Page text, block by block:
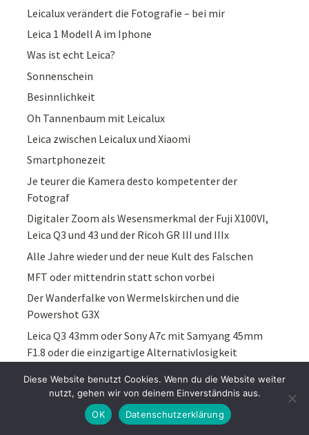
Leicalux verändert die Fotografie – bei mir
Leica 1 Modell A im Iphone
Was ist echt Leica?
Sonnenschein
Besinnlichkeit
Oh Tannenbaum mit Leicalux
Leica zwischen Leicalux und Xiaomi
Smartphonezeit
Je teurer die Kamera desto kompetenter der
Fotograf
Digitaler Zoom als Wesensmerkmal der Fuji X100VI,
Leica Q3 und 43 und der Ricoh GR III und IIIx
Alle Jahre wieder und der neue Kult des Falschen
MFT oder mittendrin statt schon vorbei
Der Wanderfalke von Wermelskirchen und die
Powershot G3X
Leica Q3 43mm oder Sony A7c mit Samyang 45mm
F1.8 oder die einzigartige Alternativlosigkeit
Ladenfoto unterwegs 23.11.24
Wieviel ist der Name Leica beim Kamerakauf wert?
Iphone XS mit Leicalux
Diese Website benutzt Cookies. Wenn du die Website weiter
nutzt, gehen wir von deinem Einverständnis aus.
OK
Datenschutzerklärung